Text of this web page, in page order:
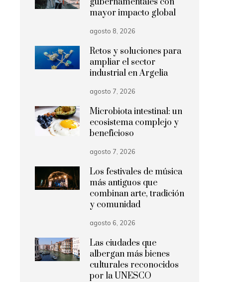
mayor impacto global
agosto 8, 2026
Retos y soluciones para
ampliar el sector
industrial en Argelia
agosto 7, 2026
Microbiota intestinal: un
ecosistema complejo y
beneficioso
agosto 7, 2026
Los festivales de música
más antiguos que
combinan arte, tradición
y comunidad
agosto 6, 2026
Las ciudades que
albergan más bienes
culturales reconocidos
por la UNESCO